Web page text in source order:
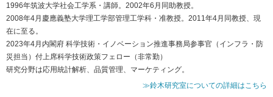
1996年筑波大学社会工学系・講師。2002年6月同助教授。
2008年4月慶應義塾大学理工学部管理工学科・准教授。2011年4月同教授、現
在に至る。
2023年4月内閣府 科学技術・イノベーション推進事務局参事官（インフラ・防
災担当）付上席科学技術政策フェロー（非常勤）
研究分野は応用統計解析、品質管理、マーケティング。
≫鈴木研究室についての詳細はこちら